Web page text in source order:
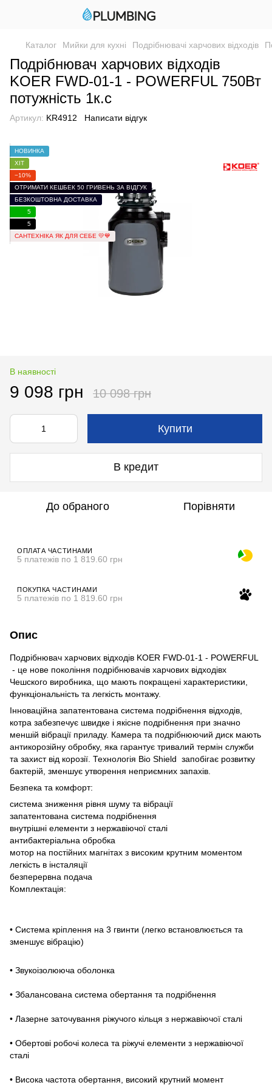
Каталог Мийки для кухні Подрібнювачі харчових відходів
Подрібнювач харчових відходів
KOER FWD-01-1 - POWERFUL 750Вт
потужність 1к.с
Артикул: KR4912 Написати відгук
НОВИНКА
ХІТ
−10%
ОТРИМАТИ КЕШБЕК 50 ГРИВЕНЬ ЗА ВІДГУК
БЕЗКОШТОВНА ДОСТАВКА
5
5
САНТЕХНІКА ЯК ДЛЯ СЕБЕ 💛💙
В наявності
9 098 грн 10 098 грн
Купити
В кредит
До обраного Порівняти
ОПЛАТА ЧАСТИНАМИ
5 платежів по 1 819.60 грн
ПОКУПКА ЧАСТИНАМИ
5 платежів по 1 819.60 грн
Опис
Подрібнювач харчових відходів KOER FWD-01-1 - POWERFUL
- це нове покоління подрібнювачів харчових відходівx
Чешского виробника, що мають покращені характеристики,
функціональність та легкість монтажу.
Інноваційна запатентована система подрібнення відходів,
котра забезпечує швидке і якісне подрібнення при значно
меншій вібрації приладу. Камера та подрібнюючий диск мають
антикорозійну обробку, яка гарантує тривалий термін служби
та захист від корозії. Технологія Bio Shield запобігає розвитку
бактерій, зменшує утворення неприємних запахів.
Безпека та комфорт:
система зниження рівня шуму та вібрації
запатентована система подрібнення
внутрішні елементи з нержавіючої сталі
антибактеріальна обробка
мотор на постійних магнітах з високим крутним моментом
легкість в інсталяції
безперервна подача
Комплектація:
• Система кріплення на 3 гвинти (легко встановлюється та
зменшує вібрацію)
• Звукоізолююча оболонка
• Збалансована система обертання та подрібнення
• Лазерне заточування ріжучого кільця з нержавіючої сталі
• Обертові робочі колеса та ріжучі елементи з нержавіючої
сталі
• Висока частота обертання, високий крутний момент